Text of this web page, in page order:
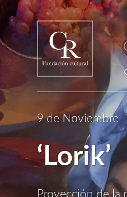
9 de Noviembre
‘Lorik’
Proyección de la